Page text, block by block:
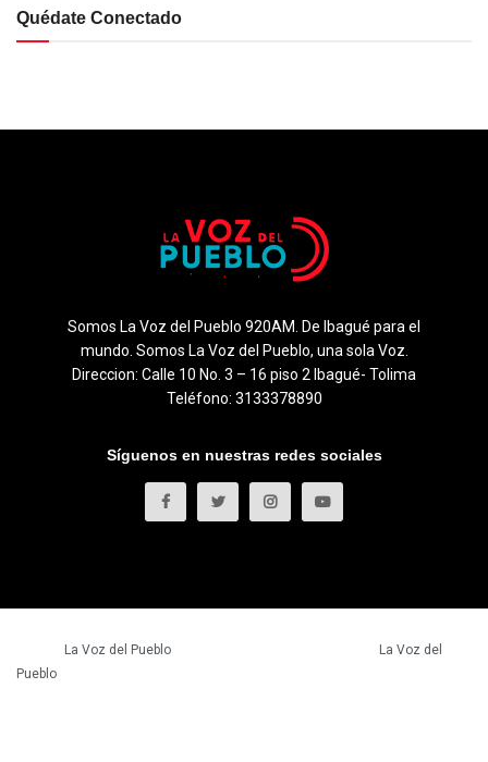
Quédate Conectado
Somos La Voz del Pueblo 920AM. De Ibagué para el
mundo. Somos La Voz del Pueblo, una sola Voz.
Direccion: Calle 10 No. 3 – 16 piso 2 Ibagué- Tolima
Teléfono: 3133378890
Síguenos en nuestras redes sociales
La Voz del Pueblo
La Voz del
Pueblo